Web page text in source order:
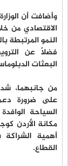
وأضافت أن
الاقتصادي من
النمو المرتبطة
فضلاً عن
البعثات
من جانبهما،
على ضرورة
السياحة
مكانة الأردن
أهمية
القطاع.